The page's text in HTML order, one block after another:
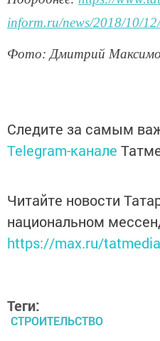
inform.ru/news/2018/10/
Фото: Дмитрий
Следите за самым
Telegram-канале
Читайте новости
национальном
https://max.ru/tatmedia
Теги:
СТРОИТЕЛЬСТВО